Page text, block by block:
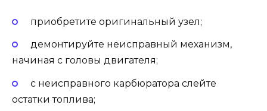
приобретите оригинальный узел;
демонтируйте неисправный механизм,
начиная с головы двигателя;
с неисправного карбюратора слейте
остатки топлива;